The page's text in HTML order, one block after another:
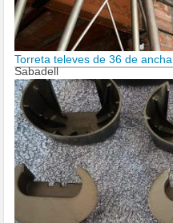
Torreta televes de 36 de ancha
Sabadell